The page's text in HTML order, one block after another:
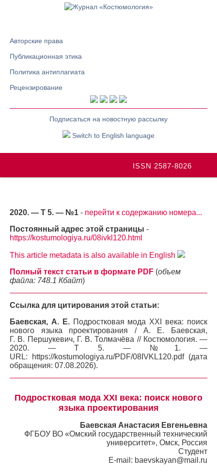
Авторские права
Публикационная этика
Политика антиплагиата
Рецензирование
Подписаться на новостную рассылку
Switch to English language
ISSN 2587-8026
2020. — Т 5. — №1 - перейти к содержанию номера...
Постоянный адрес этой страницы -
https://kostumologiya.ru/08ivkl120.html
This article metadata is also available in English
Полный текст статьи в формате PDF (объем
файла: 748.1 Кбайт)
Ссылка для цитирования этой статьи:
Баевская, А. Е.Подростковая мода XXI века: поиск
нового языка проектирования / А. Е. Баевская,
Г. В. Першукевич, Г. В. Толмачёва // Костюмология. —
2020. — Т 5. — №1. —
URL: https://kostumologiya.ru/PDF/08IVKL120.pdf (дата
обращения: 07.08.2026).
Подростковая мода XXI века: поиск нового
языка проектирования
Баевская Анастасия Евгеньевна
ФГБОУ ВО «Омский государственный технический
университет», Омск, Россия
Студент
E-mail: baevskayan@mail.ru